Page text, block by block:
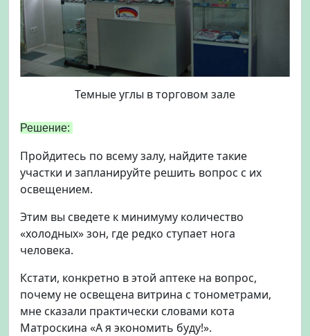
Темные углы в торговом зале
Решение:
Пройдитесь по всему залу, найдите такие
участки и запланируйте решить вопрос с их
освещением.
Этим вы сведете к минимуму количество
«холодных» зон, где редко ступает нога
человека.
Кстати, конкретно в этой аптеке на вопрос,
почему не освещена витрина с тонометрами,
мне сказали практически словами кота
Матроскина «А я экономить буду!».